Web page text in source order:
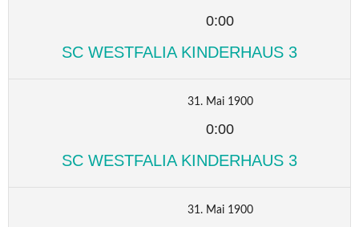
0:00
SC WESTFALIA KINDERHAUS 3
31. Mai 1900
0:00
SC WESTFALIA KINDERHAUS 3
31. Mai 1900